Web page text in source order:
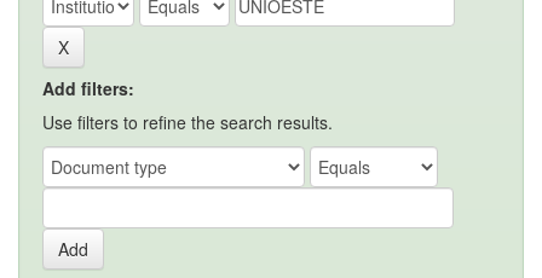
Add filters:
Use filters to refine the search results.